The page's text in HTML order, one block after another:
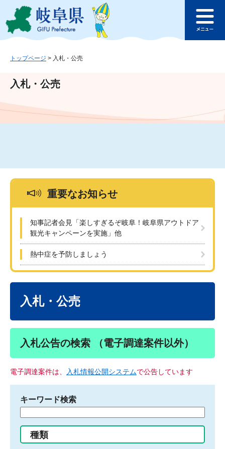
ジ
ュ
文
このページの本文へ
ュ
トップページ > 入札・公売
入札・公売
重要なお知らせ
知事記者会見「楽しすぎるぞ岐阜！岐阜県アウトドア
観光キャンペーンを実施」他
熱中症を予防しましょう
入札・公売
入札公告の検索 （電子調達案件以外）
電子調達案件は、 入札情報公開システムで公告しています
キーワード検索
る
種類